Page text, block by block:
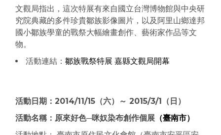
文觀局指出，這次特展有來自國立台灣博物館與中央研
究院典藏的多件珍貴鄒族影像圖片，以及阿里山鄉達邦
國小鄒族學童的戰祭大幅繪畫創作、藝術家作品等文
物。
活動連結：鄒族戰祭特展 嘉縣文觀局開幕
活動日期：2014/11/15（六）～ 2015/3/1（日）
活動名稱：原來好色─咪奴染布創作個展 （臺南市）